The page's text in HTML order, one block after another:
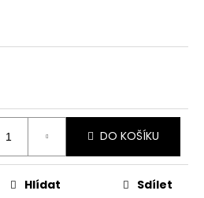
DO KOŠÍKU
Hlídat Sdílet